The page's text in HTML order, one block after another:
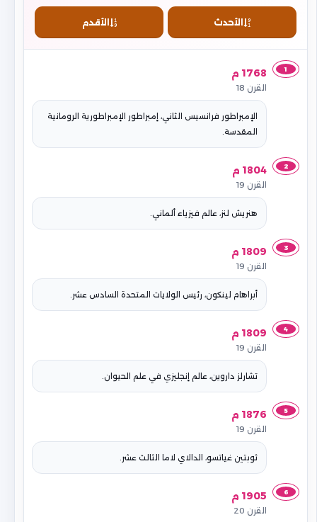
الأحدث الأقدم
1 1768 م
القرن 18
الإمبراطور فرانسيس الثاني، إمبراطور الإمبراطورية الرومانية
المقدسة.
2 1804 م
القرن 19
هنريش لنز، عالم فيزياء ألماني.
3 1809 م
القرن 19
أبراهام لينكون، رئيس الولايات المتحدة السادس عشر.
4 1809 م
القرن 19
تشارلز داروين، عالم إنجليزي في علم الحيوان.
5 1876 م
القرن 19
ثوبتين غياتسو، الدالاي لاما الثالث عشر.
6 1905 م
القرن 20